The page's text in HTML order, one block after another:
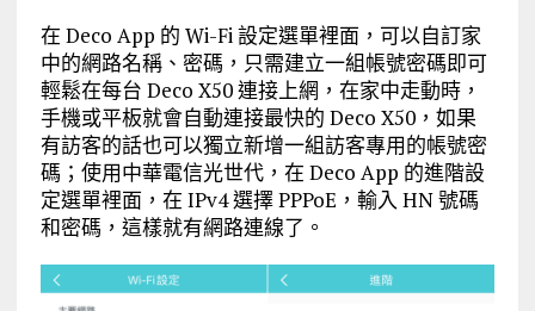
在 Deco App 的 Wi-Fi 設定選單裡面，可以自訂家
中的網路名稱、密碼，只需建立一組帳號密碼即可
輕鬆在每台 Deco X50 連接上網，在家中走動時，
手機或平板就會自動連接最快的 Deco X50，如果
有訪客的話也可以獨立新增一組訪客專用的帳號密
碼；使用中華電信光世代，在 Deco App 的進階設
定選單裡面，在 IPv4 選擇 PPPoE，輸入 HN 號碼
和密碼，這樣就有網路連線了。